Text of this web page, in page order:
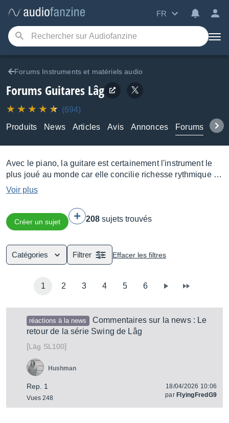
FR
Forums Instruments et matériels audio
Forums Guitares Lâg
(694)
Produits
News Articles Avis Annonces Forums
Avec le piano, la guitare est certainement l'instrument le
plus joué au monde car elle concilie richesse rythmique et
harmonique tout en restant relativement abordable… et
transportable.
, elle se compose d'un manche fretté et d'une
caisse (ou d'une table) de résonance, sur lesquels sont
tendues 6 à 12 cordes qu'on pince pour produire du son.
Voir plus
Créer un sujet 208 sujets trouvés
Catégories Filtrer Effacer les filtres
1 2 3 4 5 6
réactions à la news
Commentaires sur la news : Le
retour de la série Swing de Lâg
[Lâg SL100]
Rep. 1
Vues 248
Hushman
18/04/2026 10:06
par FlyingFredG9